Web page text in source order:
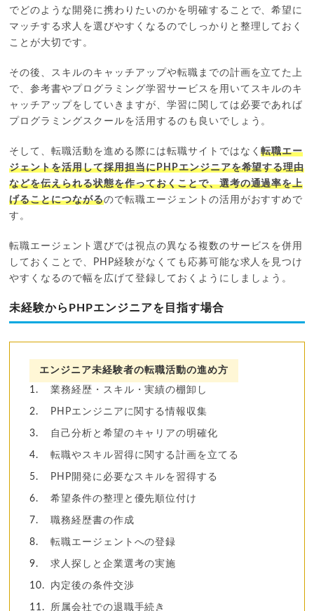
でどのような開発に携わりたいのかを明確することで、希望に
マッチする求人を選びやすくなるのでしっかりと整理しておく
ことが大切です。
その後、スキルのキャッチアップや転職までの計画を立てた上
で、参考書やプログラミング学習サービスを用いてスキルのキ
ャッチアップをしていきますが、学習に関しては必要であれば
プログラミングスクールを活用するのも良いでしょう。
そして、転職活動を進める際には転職サイトではなく転職エー
ジェントを活用して採用担当にPHPエンジニアを希望する理由
などを伝えられる状態を作っておくことで、選考の通過率を上
げることにつながるので転職エージェントの活用がおすすめで
す。
転職エージェント選びでは視点の異なる複数のサービスを併用
しておくことで、PHP経験がなくても応募可能な求人を見つけ
やすくなるので幅を広げて登録しておくようにしましょう。
未経験からPHPエンジニアを目指す場合
エンジニア未経験者の転職活動の進め方
業務経歴・スキル・実績の棚卸し
PHPエンジニアに関する情報収集
自己分析と希望のキャリアの明確化
転職やスキル習得に関する計画を立てる
PHP開発に必要なスキルを習得する
希望条件の整理と優先順位付け
職務経歴書の作成
転職エージェントへの登録
求人探しと企業選考の実施
内定後の条件交渉
所属会社での退職手続き